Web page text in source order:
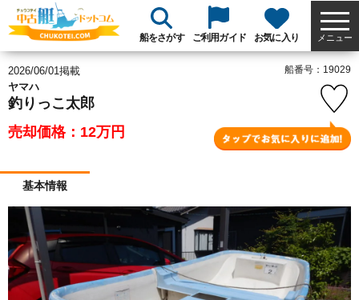
船をさがす ご利用ガイド お気に入り メニュー
2026/06/01掲載
ヤマハ
釣りっこ太郎
売却価格：12万円
船番号：19029
基本情報